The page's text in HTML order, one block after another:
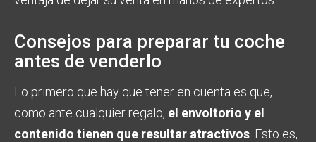
Consejos para preparar tu coche
antes de venderlo
Lo primero que hay que tener en cuenta es que,
como ante cualquier regalo, el envoltorio y el
contenido tienen que resultar atractivos . Esto es,